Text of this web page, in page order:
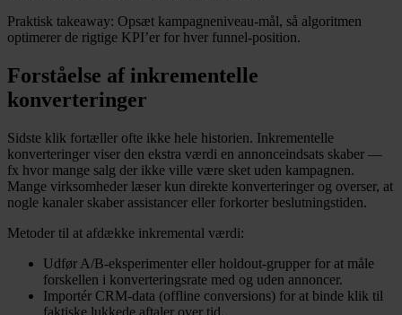
Praktisk takeaway: Opsæt kampagneniveau-mål, så algoritmen
optimerer de rigtige KPI’er for hver funnel-position.
Forståelse af inkrementelle
konverteringer
Sidste klik fortæller ofte ikke hele historien. Inkrementelle
konverteringer viser den ekstra værdi en annonceindsats skaber —
fx hvor mange salg der ikke ville være sket uden kampagnen.
Mange virksomheder læser kun direkte konverteringer og overser, at
nogle kanaler skaber assistancer eller forkorter beslutningstiden.
Metoder til at afdække inkremental værdi:
Udfør A/B-eksperimenter eller holdout-grupper for at måle
forskellen i konverteringsrate med og uden annoncer.
Importér CRM-data (offline conversions) for at binde klik til
faktiske lukkede aftaler over tid.